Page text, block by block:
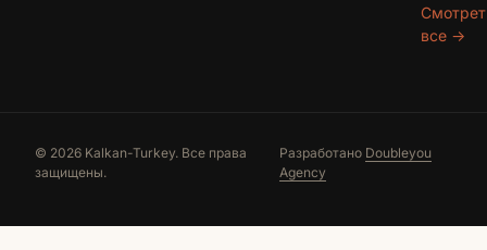
все →
© 2026 Kalkan-Turkey. Все права
защищены.
Разработано Doubleyou
Agency